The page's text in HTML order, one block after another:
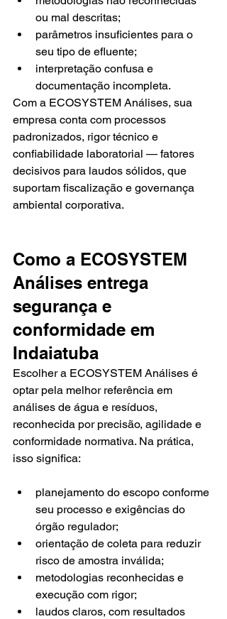
ou mal descritas;
parâmetros insuficientes para o
seu tipo de efluente;
interpretação confusa e
documentação incompleta.
Com a ECOSYSTEM Análises, sua
empresa conta com processos
padronizados, rigor técnico e
confiabilidade laboratorial — fatores
decisivos para laudos sólidos, que
suportam fiscalização e governança
ambiental corporativa.
Como a ECOSYSTEM
Análises entrega
segurança e
conformidade em
Indaiatuba
Escolher a ECOSYSTEM Análises é
optar pela melhor referência em
análises de água e resíduos,
reconhecida por precisão, agilidade e
conformidade normativa. Na prática,
isso significa:
planejamento do escopo conforme
seu processo e exigências do
órgão regulador;
orientação de coleta para reduzir
risco de amostra inválida;
metodologias reconhecidas e
execução com rigor;
laudos claros, com resultados